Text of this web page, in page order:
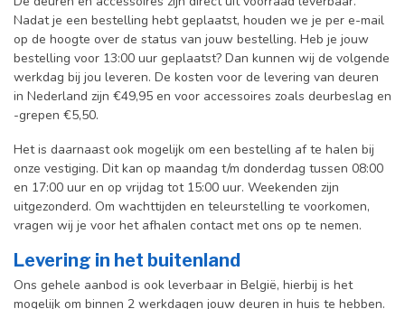
Nadat je een bestelling hebt geplaatst, houden we je per e-mail
op de hoogte over de status van jouw bestelling. Heb je jouw
bestelling voor 13:00 uur geplaatst? Dan kunnen wij de volgende
werkdag bij jou leveren. De kosten voor de levering van deuren
in Nederland zijn €49,95 en voor accessoires zoals deurbeslag en
-grepen €5,50.
Het is daarnaast ook mogelijk om een bestelling af te halen bij
onze vestiging. Dit kan op maandag t/m donderdag tussen 08:00
en 17:00 uur en op vrijdag tot 15:00 uur. Weekenden zijn
uitgezonderd. Om wachttijden en teleurstelling te voorkomen,
vragen wij je voor het afhalen contact met ons op te nemen.
Levering in het buitenland
Ons gehele aanbod is ook leverbaar in België, hierbij is het
mogelijk om binnen 2 werkdagen jouw deuren in huis te hebben.